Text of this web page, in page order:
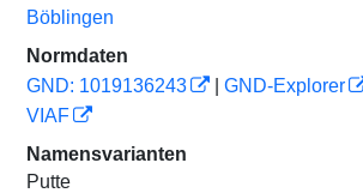
Böblingen
Normdaten
GND: 1019136243
GND-Explorer
VIAF
Namensvarianten
Putte